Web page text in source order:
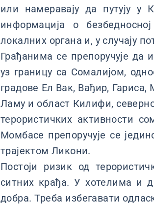
или намеравају да путују у
информација о
локалних органа и, у случају
Грађанима се препоручује да
уз границу са Сомалијом,
градове Ел Вак, Вађир,
Ламу и област Килифи,
терористичких активности
Момбасе препоручује се
трајектом Ликони.
Постоји ризик од
ситних крађа. У хотелима и
добра. Треба избегавати